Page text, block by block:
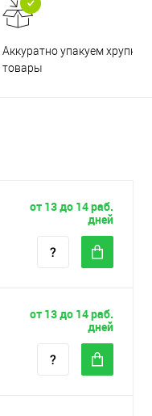
Аккуратно упакуем хрупкие
товары
от 13 до 14 раб.
дней
от 13 до 14 раб.
дней